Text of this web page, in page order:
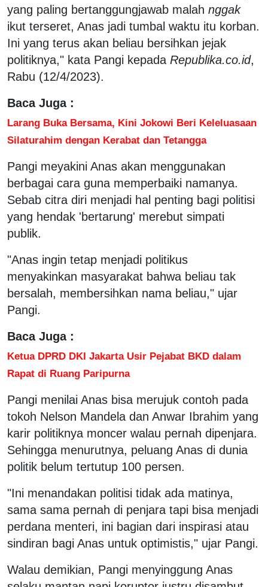
yang paling bertanggungjawab malah nggak
ikut terseret, Anas jadi tumbal waktu itu korban.
Ini yang terus akan beliau bersihkan jejak
politiknya," kata Pangi kepada Republika.co.id,
Rabu (12/4/2023).
Baca Juga :
Larang Buka Bersama, Kini Jokowi Beri Keleluasaan
Silaturahim dengan Kerabat dan Tetangga
Pangi meyakini Anas akan menggunakan
berbagai cara guna memperbaiki namanya.
Sebab citra diri menjadi hal penting bagi politisi
yang hendak 'bertarung' merebut simpati
publik.
"Anas ingin tetap menjadi politikus
menyakinkan masyarakat bahwa beliau tak
bersalah, membersihkan nama beliau," ujar
Pangi.
Baca Juga :
Ketua DPRD DKI Jakarta Usir Pejabat BKD dalam
Rapat di Ruang Paripurna
Pangi menilai Anas bisa merujuk contoh pada
tokoh Nelson Mandela dan Anwar Ibrahim yang
karir politiknya moncer walau pernah dipenjara.
Sehingga menurutnya, peluang Anas di dunia
politik belum tertutup 100 persen.
"Ini menandakan politisi tidak ada matinya,
sama sama pernah di penjara tapi bisa menjadi
perdana menteri, ini bagian dari inspirasi atau
sindiran bagi Anas untuk optimistis," ujar Pangi.
Walau demikian, Pangi menyinggung Anas